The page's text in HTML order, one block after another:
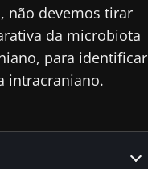
não devemos tirar
da microbiota
para identificar
intracraniano.
bactéria
que
a força